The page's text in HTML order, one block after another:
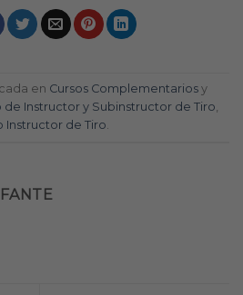
en Cursos Complementarios y
de Instructor y Subinstructor de Tiro
Instructor de Tiro